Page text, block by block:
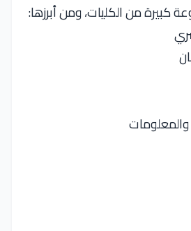
كبيرة من الكليات، ومن أبرزها: